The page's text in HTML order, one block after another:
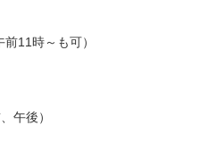
11時～も可）
午後）